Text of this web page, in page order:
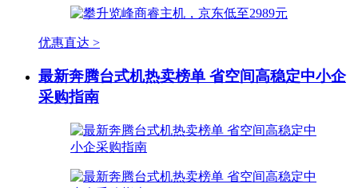
优惠直达 >
最新奔腾台式机热卖榜单 省空间高稳定中小企
采购指南